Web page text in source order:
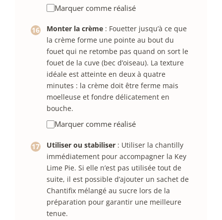
Marquer comme réalisé
Monter la crème : Fouetter jusqu’à ce que
la crème forme une pointe au bout du
fouet qui ne retombe pas quand on sort le
fouet de la cuve (bec d’oiseau). La texture
idéale est atteinte en deux à quatre
minutes : la crème doit être ferme mais
moelleuse et fondre délicatement en
bouche.
Marquer comme réalisé
Utiliser ou stabiliser : Utiliser la chantilly
immédiatement pour accompagner la Key
Lime Pie. Si elle n’est pas utilisée tout de
suite, il est possible d’ajouter un sachet de
Chantifix mélangé au sucre lors de la
préparation pour garantir une meilleure
tenue.